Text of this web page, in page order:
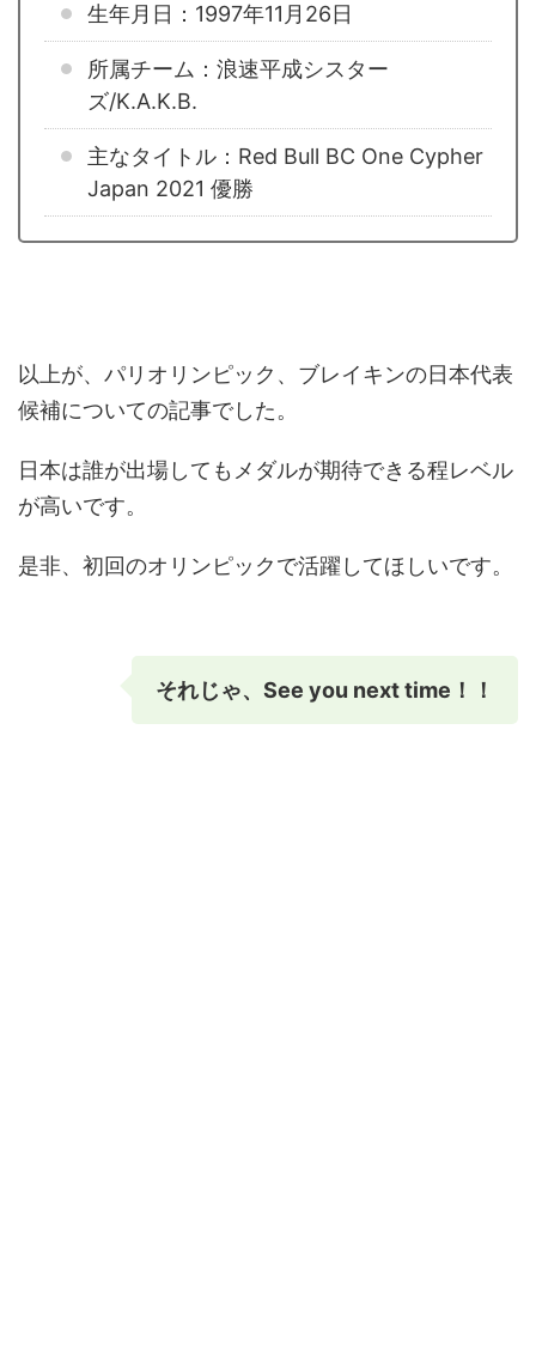
生年月日：1997年11月26日
所属チーム：浪速平成シスター
ズ/K.A.K.B.
主なタイトル：Red Bull BC One Cypher
Japan 2021 優勝
以上が、パリオリンピック、ブレイキンの日本代表
候補についての記事でした。
日本は誰が出場してもメダルが期待できる程レベル
が高いです。
是非、初回のオリンピックで活躍してほしいです。
それじゃ、See you next time！！